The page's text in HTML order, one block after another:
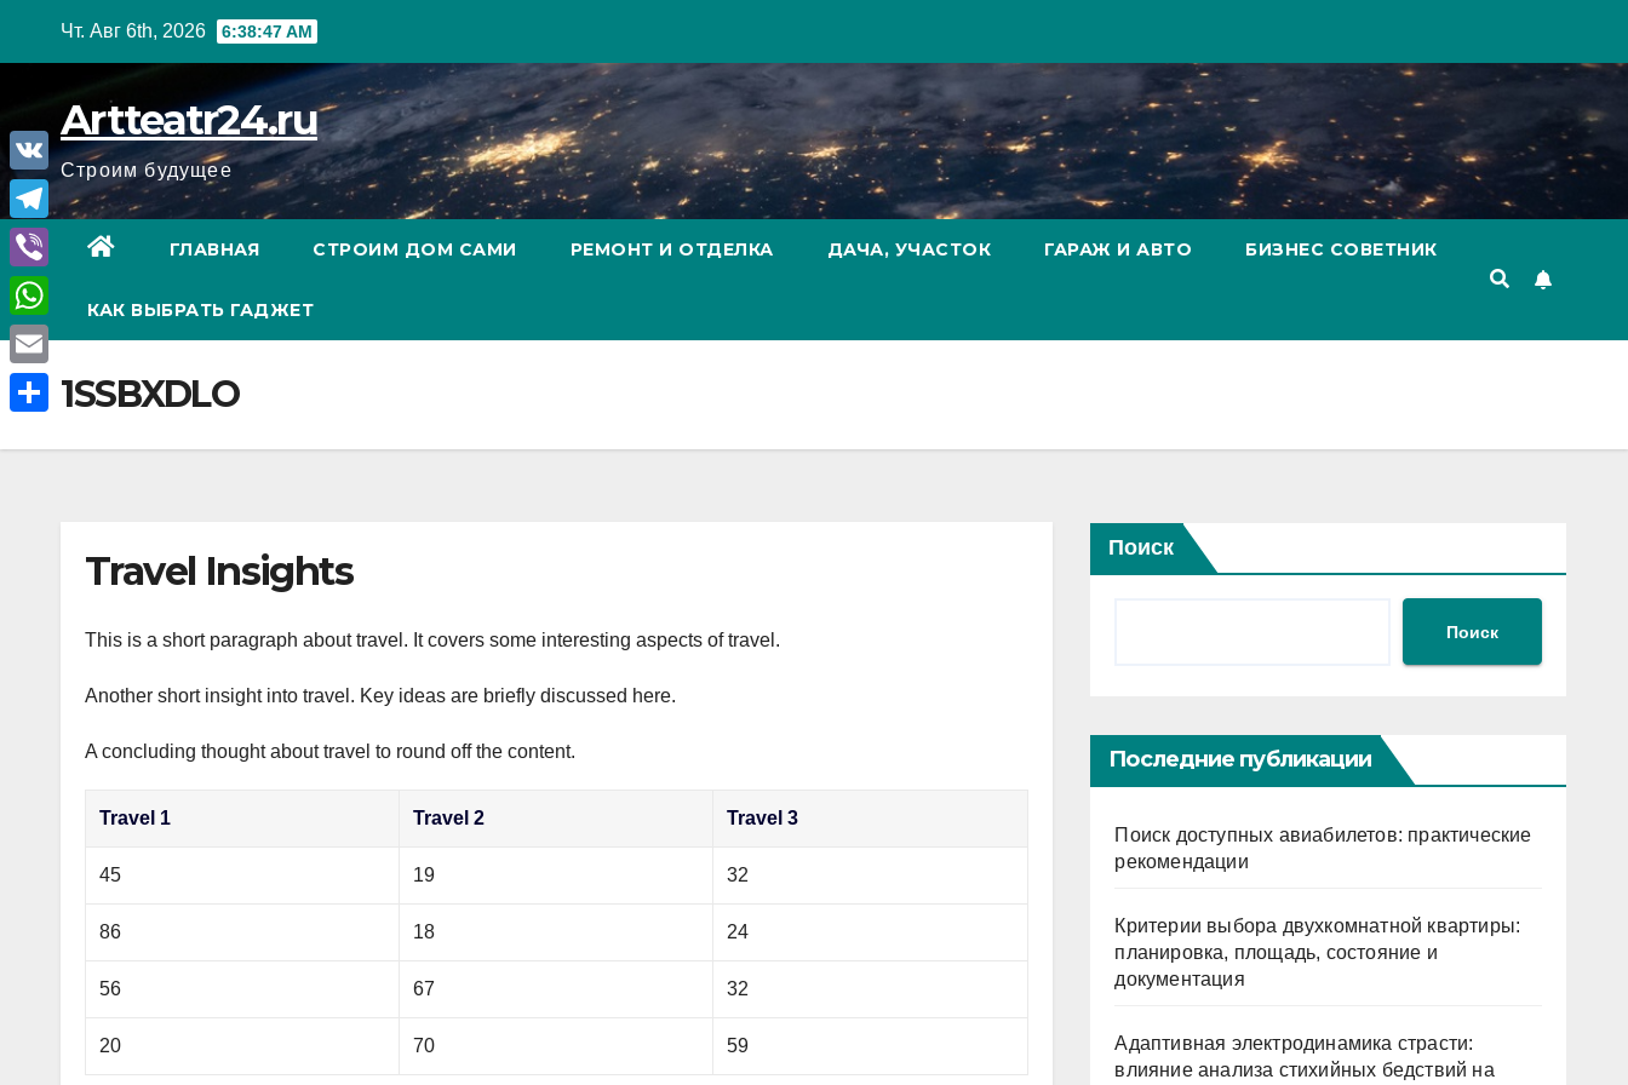
Чт. Авг 6th, 2026 6:38:48 AM
Artteatr24.ru
Строим будущее
ГЛАВНАЯ СТРОИМ ДОМ САМИ РЕМОНТ И ОТДЕЛКА ДАЧА, УЧАСТОК ГАРАЖ И АВТО БИЗНЕС СОВЕТНИК
КАК ВЫБРАТЬ ГАДЖЕТ
1SSBXDLO
Travel Insights
This is a short paragraph about travel. It covers some interesting aspects of travel.
Another short insight into travel. Key ideas are briefly discussed here.
A concluding thought about travel to round off the content.
Travel 1 Travel 2 Travel 3
45 19 32
86 18 24
56 67 32
20 70 59
Поиск
Поиск
Последние публикации
Поиск доступных авиабилетов: практические
рекомендации
Критерии выбора двухкомнатной квартиры:
планировка, площадь, состояние и
документация
Адаптивная электродинамика страсти:
влияние анализа стихийных бедствий на
V
K
T
e
l
e
g
V
i
b
e
W
h
a
t
E